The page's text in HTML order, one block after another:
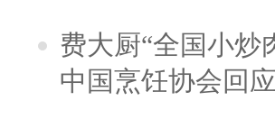
费大厨“全国小炒
中国烹饪协会回应